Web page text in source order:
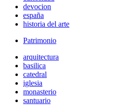
devocion
españa
historia del arte
Patrimonio
arquitectura
basilica
catedral
iglesia
monasterio
santuario